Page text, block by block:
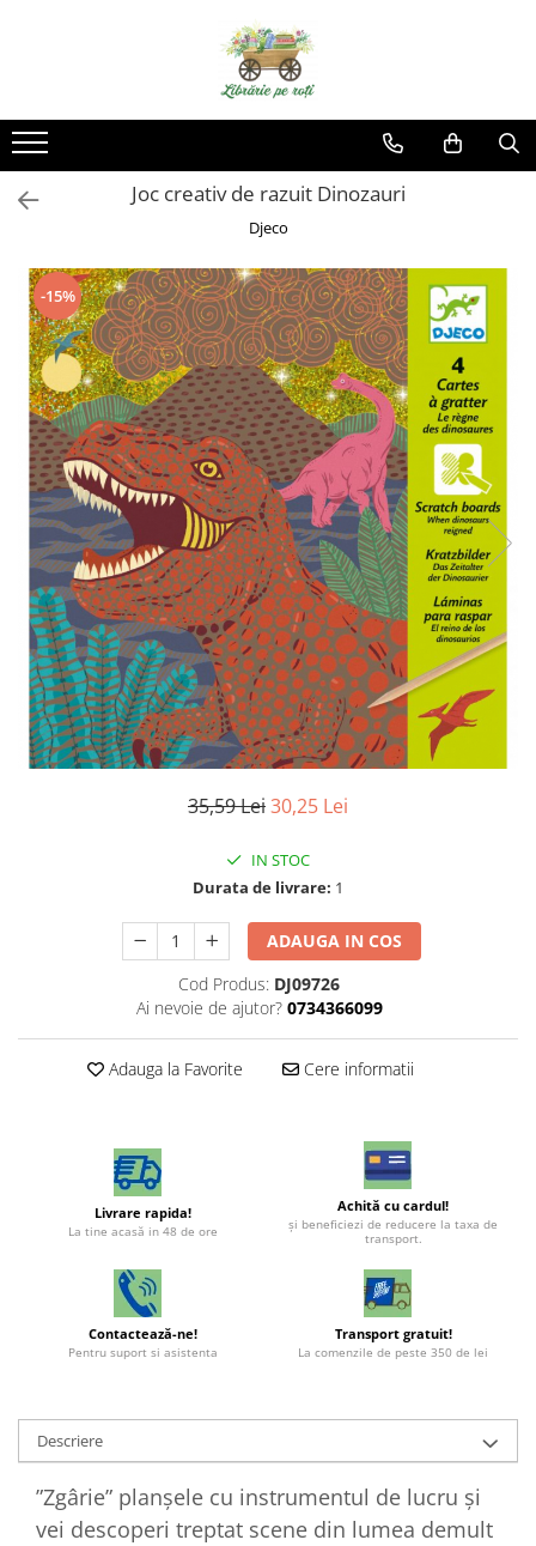
Joc creativ de razuit Dinozauri
Djeco
-15%
35,59 Lei30,25 Lei
IN STOC
Durata de livrare: 1
ADAUGA IN COS
Cod Produs: DJ09726
Ai nevoie de ajutor? 0734366099
Adauga la Favorite Cere informatii
Livrare rapida!
La tine acasă in 48 de ore
Achită cu cardul!
şi beneficiezi de reducere la taxa de
transport.
Contactează-ne!
Pentru suport si asistenta
Transport gratuit!
La comenzile de peste 350 de lei
Descriere
”Zgârie” planșele cu instrumentul de lucru și
vei descoperi treptat scene din lumea demult